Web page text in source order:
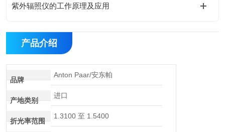
紫外辐照仪的工作原理及应用
产品介绍
品牌
Anton Paar/安东帕
产地类别
进口
折光率范围
1.3100 至 1.5400